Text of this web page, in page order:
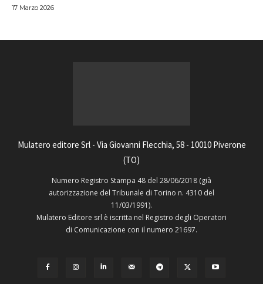
17 Marzo 2026
Mulatero editore Srl - Via Giovanni Flecchia, 58 - 10010 Piverone
(TO)
Numero Registro Stampa 48 del 28/06/2018 (già
autorizzazione del Tribunale di Torino n. 4310 del
11/03/1991).
Mulatero Editore srl è iscritta nel Registro degli Operatori
di Comunicazione con il numero 21697.